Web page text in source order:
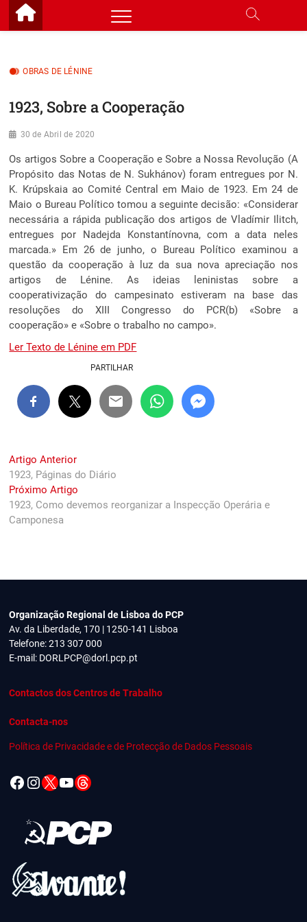
Skip
OBRAS DE LÉNINE
1923, Sobre a Cooperação
30 de Abril de 2020
Os artigos Sobre a Cooperação e Sobre a Nossa Revolução (A
Propósito das Notas de N. Sukhánov) foram entregues por N.
K. Krúpskaia ao Comité Central em Maio de 1923. Em 24 de
Maio o Bureau Político tomou a seguinte decisão: «Considerar
necessária a rápida publicação dos artigos de Vladímir Ilitch,
entregues por Nadejda Konstantínovna, com a data neles
marcada.» Em 26 de junho, o Bureau Político examinou a
questão da cooperação à luz da sua nova apreciação nos
artigos de Lénine. As ideias leninistas sobre a
cooperativização do campesinato estiveram na base das
resoluções do XIII Congresso do PCR(b) «Sobre a
cooperação» e «Sobre o trabalho no campo».
Ler Texto de Lénine em PDF
PARTILHAR
Navegação
de
artigos
Artigo AnteriorPrevious
post:
1923, Páginas do Diário
Próximo Artigo
post:
1923, Como devemos reorganizar a Inspecção Operária e
Camponesa
Organização Regional de Lisboa do PCP
Av. da Liberdade, 170 | 1250-141 Lisboa
Telefone: 213 307 000
E-mail: DORLPCP@dorl.pcp.pt
Contactos dos Centros de Trabalho
Contacta-nos
Política de Privacidade e de Protecção de Dados Pessoais
Facebook
Instagram
X YouTube
Threads